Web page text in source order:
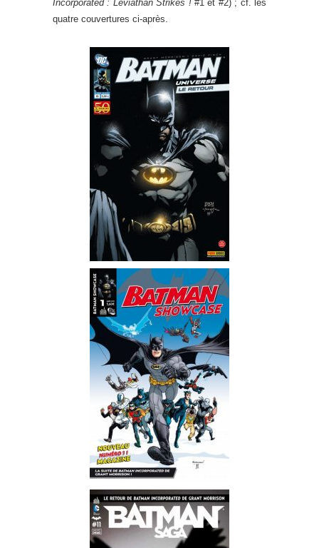
Incorporated : Leviathan Strikes ! #1 et #2) ; cf. les
quatre couvertures ci-après.